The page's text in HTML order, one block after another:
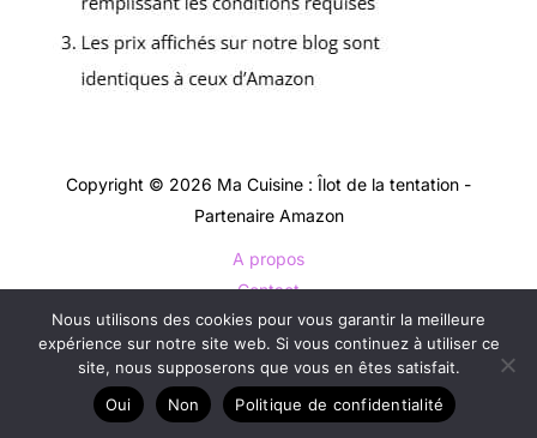
Copyright © 2026 Ma Cuisine : Îlot de la tentation -
Partenaire Amazon
A propos
Contact
Plan du site
Mentions légales
Politique de confidentialité
Nous utilisons des cookies pour vous garantir la meilleure
expérience sur notre site web. Si vous continuez à utiliser ce
site, nous supposerons que vous en êtes satisfait.
Oui
Non Politique de confidentialité